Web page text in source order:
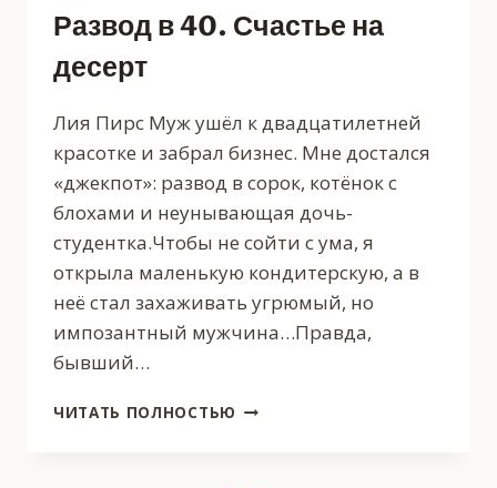
Развод в 40. Счастье на
десерт
Лия Пирс Муж ушёл к двадцатилетней
красотке и забрал бизнес. Мне достался
«джекпот»: развод в сорок, котёнок с
блохами и неунывающая дочь-
студентка.Чтобы не сойти с ума, я
открыла маленькую кондитерскую, а в
неё стал захаживать угрюмый, но
импозантный мужчина…Правда,
бывший…
ЧИТАТЬ ПОЛНОСТЬЮ РАЗВОД